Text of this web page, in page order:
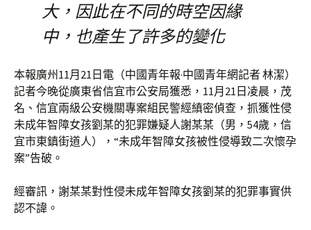
大，因此在不同的時空因緣
中，也產生了許多的變化
本報廣州11月21日電（中國青年報·中國青年網記者 林潔）
記者今晚從廣東省信宜市公安局獲悉，11月21日凌晨，茂
名、信宜兩級公安機關專案組民警經縝密偵查，抓獲性侵
未成年智障女孩劉某的犯罪嫌疑人謝某某（男，54歲，信
宜市東鎮街道人），“未成年智障女孩被性侵導致二次懷孕
案”告破。
經審訊，謝某某對性侵未成年智障女孩劉某的犯罪事實供
認不諱。